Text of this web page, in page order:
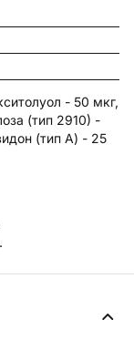
- 50 мкг,
(тип 2910) -
(тип А) - 25